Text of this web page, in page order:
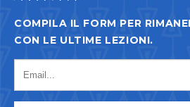
COMPILA IL FORM PER
CON LE ULTIME LEZIONI.